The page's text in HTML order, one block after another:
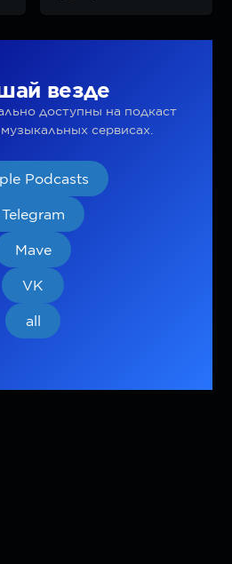
везде
доступны на подкаст
сервисах.
Podcasts
Telegram
Mave
VK
all